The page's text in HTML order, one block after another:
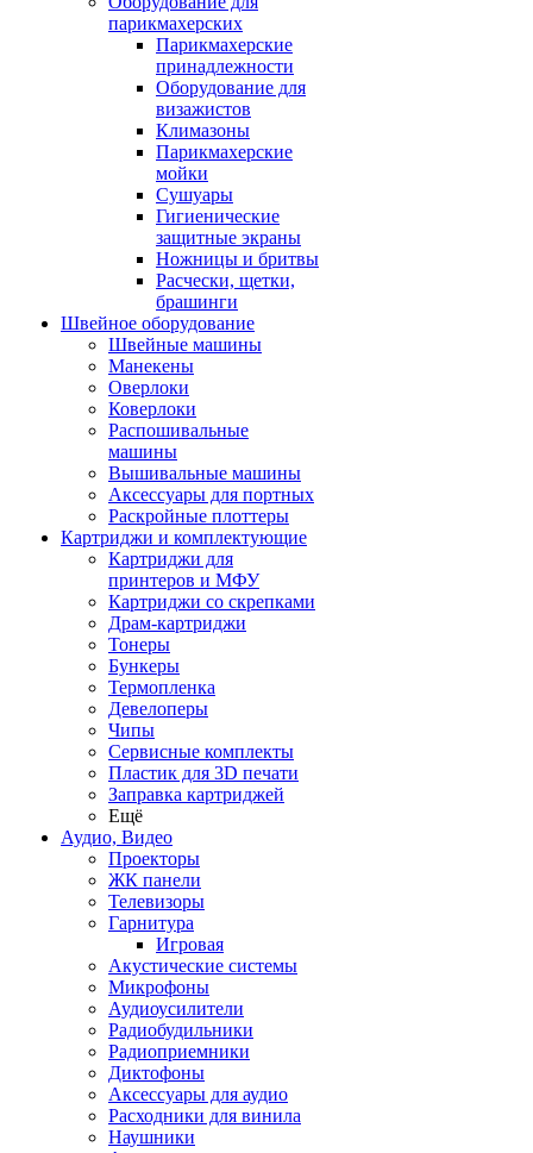
парикмахерских
Парикмахерские
принадлежности
Оборудование для
визажистов
Климазоны
Парикмахерские
мойки
Сушуары
Гигиенические
защитные экраны
Ножницы и бритвы
Расчески, щетки,
брашинги
Швейное оборудование
Швейные машины
Манекены
Оверлоки
Коверлоки
Распошивальные
машины
Вышивальные машины
Аксессуары для портных
Раскройные плоттеры
Картриджи и комплектующие
Картриджи для
принтеров и МФУ
Картриджи со скрепками
Драм-картриджи
Тонеры
Бункеры
Термопленка
Девелоперы
Чипы
Сервисные комплекты
Пластик для 3D печати
Заправка картриджей
Ещё
Аудио, Видео
Проекторы
ЖК панели
Телевизоры
Гарнитура
Игровая
Акустические системы
Микрофоны
Аудиоусилители
Радиобудильники
Радиоприемники
Диктофоны
Аксессуары для аудио
Расходники для винила
Наушники